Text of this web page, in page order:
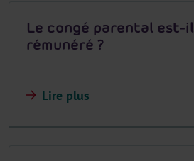
Le congé parental est-il
rémunéré ?
Lire plus